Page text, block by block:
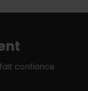
confiance